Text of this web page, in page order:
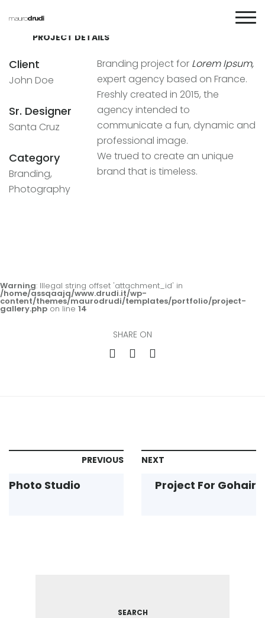
PROJECT DETAILS
Client
John Doe
Sr. Designer
Santa Cruz
Category
Branding,
Photography
Branding project for Lorem Ipsum,
expert agency based on France.
Freshly created in 2015, the
agency intended to
communicate a fun, dynamic and
professional image.
We trued to create an unique
brand that is timeless.
Warning: Illegal string offset 'attachment_id' in
/home/assqaajq/www.drudi.it/wp-
content/themes/maurodrudi/templates/portfolio/project-
gallery.php on line 14
SHARE ON
PREVIOUS
Photo Studio
NEXT
Project For Gohair
SEARCH